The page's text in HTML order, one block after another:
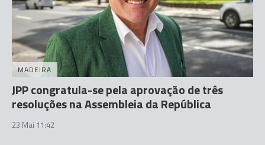
MADEIRA
JPP congratula-se pela aprovação de três
resoluções na Assembleia da República
23 Mai 11:42